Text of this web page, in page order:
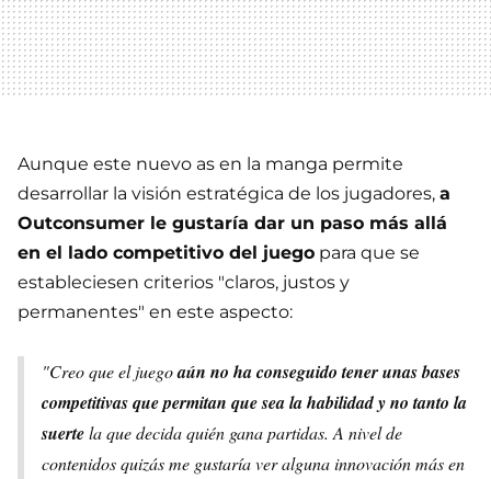
Aunque este nuevo as en la manga permite
desarrollar la visión estratégica de los jugadores, a
Outconsumer le gustaría dar un paso más allá
en el lado competitivo del juego para que se
estableciesen criterios "claros, justos y
permanentes" en este aspecto:
"Creo que el juegoaún no ha conseguido tener unas bases
competitivas que permitan que sea la habilidad y no tanto la
suertela que decida quién gana partidas. A nivel de
contenidos quizás me gustaría ver alguna innovación más en